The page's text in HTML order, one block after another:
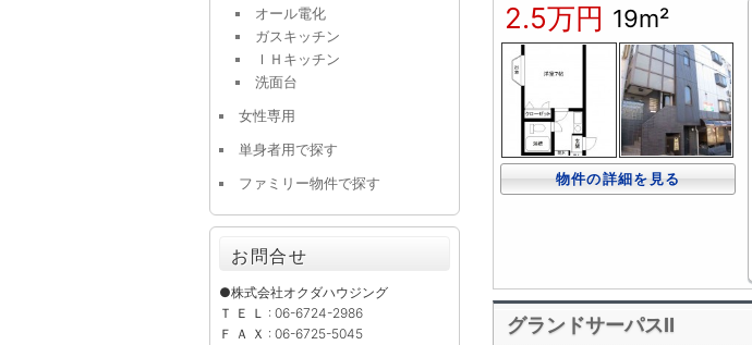
2.5万円 19m²
物件の詳細を見る
グランドサーパスⅡ
オール電化
ガスキッチン
ＩＨキッチン
洗面台
女性専用
単身者用で探す
ファミリー物件で探す
お問合せ
●株式会社オクダハウジング
Ｔ Ｅ Ｌ : 06-6724-2986
Ｆ Ａ Ｘ : 06-6725-5045